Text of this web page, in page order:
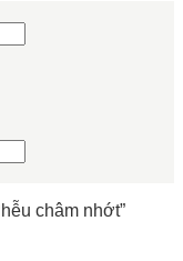
châm nhớt”